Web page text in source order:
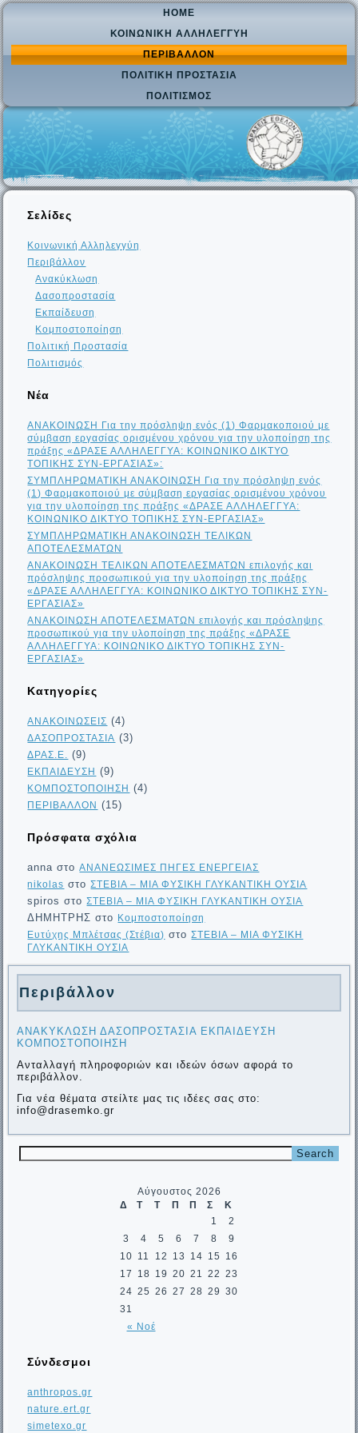
HOME
ΚΟΙΝΩΝΙΚΉ ΑΛΛΗΛΕΓΓΎΗ
ΠΕΡΙΒΆΛΛΟΝ
ΠΟΛΙΤΙΚΉ ΠΡΟΣΤΑΣΊΑ
ΠΟΛΙΤΙΣΜΌΣ
Σελίδες
Κοινωνική Αλληλεγγύη
Περιβάλλον
Ανακύκλωση
Δασοπροστασία
Εκπαίδευση
Κομποστοποίηση
Πολιτική Προστασία
Πολιτισμός
Νέα
ΑΝΑΚΟΙΝΩΣΗ Για την πρόσληψη ενός (1) Φαρμακοποιού με
σύμβαση εργασίας ορισμένου χρόνου για την υλοποίηση της
πράξης «ΔΡΑΣΕ ΑΛΛΗΛΕΓΓΥΑ: ΚΟΙΝΩΝΙΚΟ ΔΙΚΤΥΟ
ΤΟΠΙΚΗΣ ΣΥΝ-ΕΡΓΑΣΙΑΣ»:
ΣΥΜΠΛΗΡΩΜΑΤΙΚΗ ΑΝΑΚΟΙΝΩΣΗ Για την πρόσληψη ενός
(1) Φαρμακοποιού με σύμβαση εργασίας ορισμένου χρόνου
για την υλοποίηση της πράξης «ΔΡΑΣΕ ΑΛΛΗΛΕΓΓΥΑ:
ΚΟΙΝΩΝΙΚΟ ΔΙΚΤΥΟ ΤΟΠΙΚΗΣ ΣΥΝ-ΕΡΓΑΣΙΑΣ»
ΣΥΜΠΛΗΡΩΜΑΤΙΚΗ ΑΝΑΚΟΙΝΩΣΗ ΤΕΛΙΚΩΝ
ΑΠΟΤΕΛΕΣΜΑΤΩΝ
ΑΝΑΚΟΙΝΩΣΗ ΤΕΛΙΚΩΝ ΑΠΟΤΕΛΕΣΜΑΤΩΝ επιλογής και
πρόσληψης προσωπικού για την υλοποίηση της πράξης
«ΔΡΑΣΕ ΑΛΛΗΛΕΓΓΥΑ: ΚΟΙΝΩΝΙΚΟ ΔΙΚΤΥΟ ΤΟΠΙΚΗΣ ΣΥΝ-
ΕΡΓΑΣΙΑΣ»
ΑΝΑΚΟΙΝΩΣΗ ΑΠΟΤΕΛΕΣΜΑΤΩΝ επιλογής και πρόσληψης
προσωπικού για την υλοποίηση της πράξης «ΔΡΑΣΕ
ΑΛΛΗΛΕΓΓΥΑ: ΚΟΙΝΩΝΙΚΟ ΔΙΚΤΥΟ ΤΟΠΙΚΗΣ ΣΥΝ-
ΕΡΓΑΣΙΑΣ»
Kατηγορίες
ΑΝΑΚΟΙΝΩΣΕΙΣ (4)
ΔΑΣΟΠΡΟΣΤΑΣΙΑ (3)
ΔΡΑΣ.Ε. (9)
ΕΚΠΑΙΔΕΥΣΗ (9)
ΚΟΜΠΟΣΤΟΠΟΙΗΣΗ (4)
ΠΕΡΙΒΑΛΛΟΝ (15)
Πρόσφατα σχόλια
anna στοΑΝΑΝΕΩΣΙΜΕΣ ΠΗΓΕΣ ΕΝΕΡΓΕΙΑΣ
nikolas στοΣΤΕΒΙΑ – ΜΙΑ ΦΥΣΙΚΗ ΓΛΥΚΑΝΤΙΚΗ ΟΥΣΙΑ
spiros στοΣΤΕΒΙΑ – ΜΙΑ ΦΥΣΙΚΗ ΓΛΥΚΑΝΤΙΚΗ ΟΥΣΙΑ
ΔΗΜΗΤΡΗΣ στο Κομποστοποίηση
Ευτύχης Μπλέτσας (Στέβια) στοΣΤΕΒΙΑ – ΜΙΑ ΦΥΣΙΚΗ
ΓΛΥΚΑΝΤΙΚΗ ΟΥΣΙΑ
Περιβάλλον
ΑΝΑΚΥΚΛΩΣΗ ΔΑΣΟΠΡΟΣΤΑΣΙΑ ΕΚΠΑΙΔΕΥΣΗ
ΚΟΜΠΟΣΤΟΠΟΙΗΣΗ
Ανταλλαγή πληροφοριών και ιδεών όσων αφορά το
περιβάλλον.
Για νέα θέματα στείλτε μας τις ιδέες σας στο:
info@drasemko.gr
Αύγουστος 2026
Δ
Τ Τ Π Π Σ Κ
« Νοέ
1
2
3
4 5 6 7 8
9
10 11 12 13 14 15
16
17
18 19 20 21 22 23
24 25 26 27 28 29 30
31
Σύνδεσμοι
anthropos.gr
nature.ert.gr
simetexo.gr